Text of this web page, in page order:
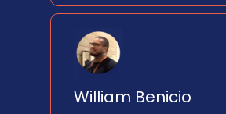
William Benicio